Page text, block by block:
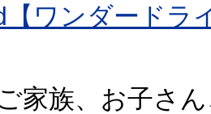
【ワンダードラ
家族、お子さ